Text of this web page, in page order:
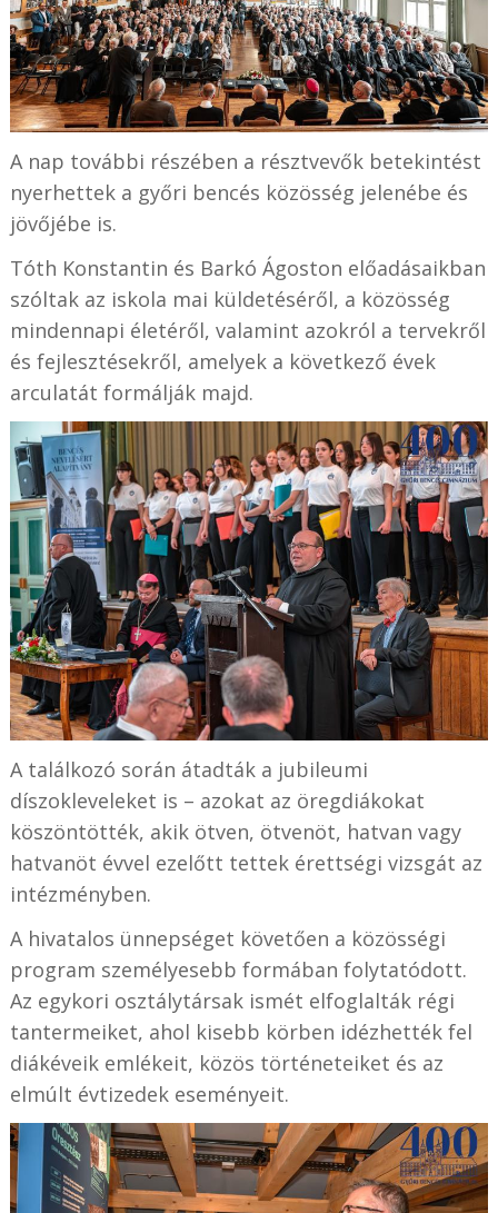
A nap további részében a résztvevők betekintést
nyerhettek a győri bencés közösség jelenébe és
jövőjébe is.
Tóth Konstantin és Barkó Ágoston előadásaikban
szóltak az iskola mai küldetéséről, a közösség
mindennapi életéről, valamint azokról a tervekről
és fejlesztésekről, amelyek a következő évek
arculatát formálják majd.
A találkozó során átadták a jubileumi
díszokleveleket is – azokat az öregdiákokat
köszöntötték, akik ötven, ötvenöt, hatvan vagy
hatvanöt évvel ezelőtt tettek érettségi vizsgát az
intézményben.
A hivatalos ünnepséget követően a közösségi
program személyesebb formában folytatódott.
Az egykori osztálytársak ismét elfoglalták régi
tantermeiket, ahol kisebb körben idézhették fel
diákéveik emlékeit, közös történeteiket és az
elmúlt évtizedek eseményeit.